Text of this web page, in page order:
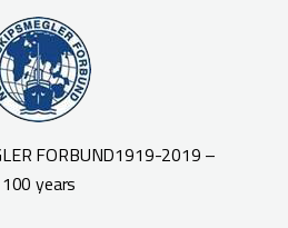
FORBUND1919-2019 –
100 years